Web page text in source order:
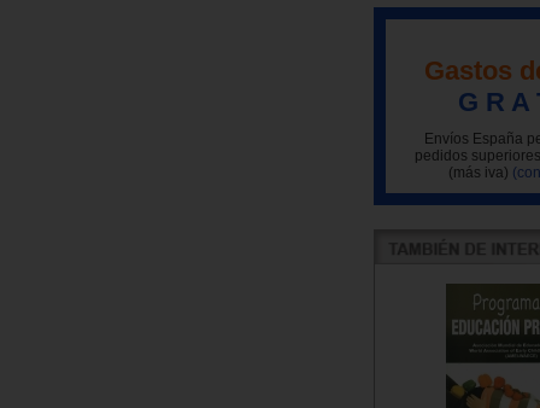
Gastos
G R A
Envíos España
pedidos
(más iva)